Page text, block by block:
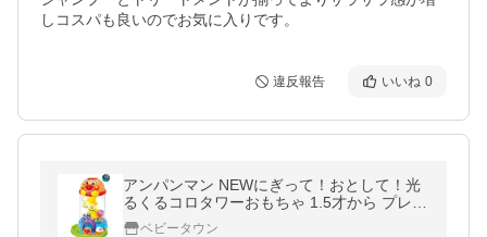
しコスパも良いのでお気に入りです。
違反報告 いいね 0
アンパンマン NEWにぎって！おとして！光
るくるコロタワーおもちゃ 1.5才から プレゼ
ント 玩具
ベビータウン